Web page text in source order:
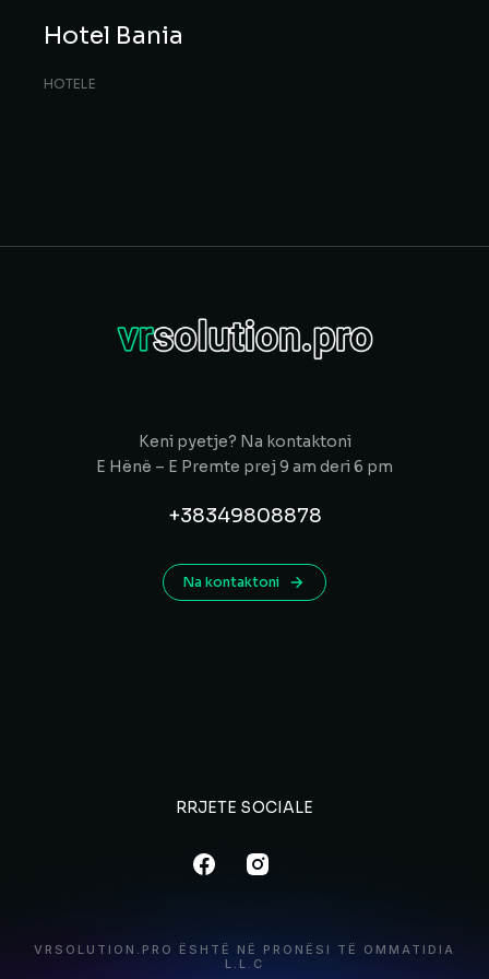
Hotel Bania
HOTELE
Keni pyetje? Na kontaktoni
E Hënë – E Premte prej 9 am deri 6 pm
+38349808878
Na kontaktoni
RRJETE SOCIALE
VRSOLUTION.PRO ËSHTË NË PRONËSI TË
OMMATIDIA
L.L.C